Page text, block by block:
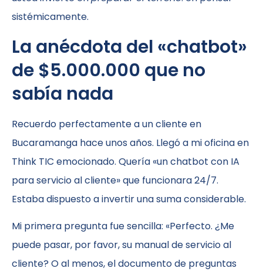
sistémicamente.
La anécdota del «chatbot»
de $5.000.000 que no
sabía nada
Recuerdo perfectamente a un cliente en
Bucaramanga hace unos años. Llegó a mi oficina en
Think TIC emocionado. Quería «un chatbot con IA
para servicio al cliente» que funcionara 24/7.
Estaba dispuesto a invertir una suma considerable.
Mi primera pregunta fue sencilla: «Perfecto. ¿Me
puede pasar, por favor, su manual de servicio al
cliente? O al menos, el documento de preguntas